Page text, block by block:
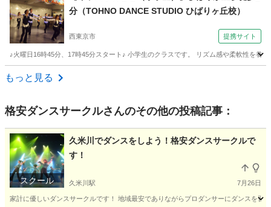
分（TOHNO DANCE STUDIO ひばりヶ丘校）
西東京市 提携サイト
♪火曜日16時45分、17時45分スタート♪ 小学生のクラスです。 リズム感や柔軟性を養
東京 西東京市
もっと見る
格安ダンスサークルさんのその他の投稿記事：
スクール
久米川でダンスをしよう！格安ダンスサークルで
す！
久米川駅 7月26日
家計に優しいダンスサークルです！ 地域最安でありながらプロダンサーにダンスを